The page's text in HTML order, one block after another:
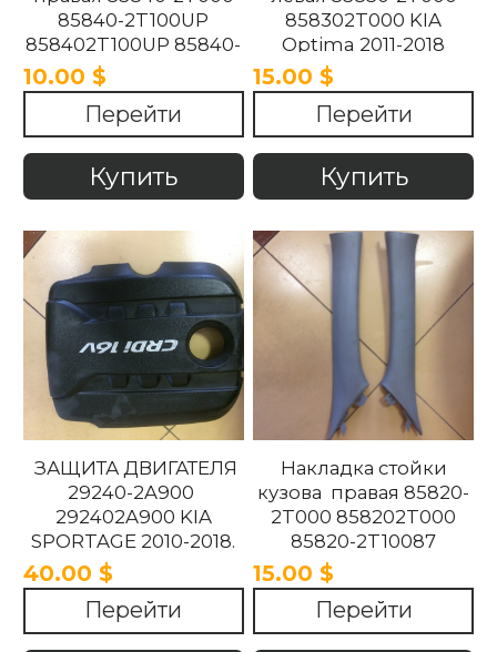
85840-2T100UP
858402T100UP 85840-
2T100UP KIA Optima
2011-2018
10.00 $
Перейти
Купить
858302T000 KIA
Optima 2011-2018
15.00 $
Перейти
Купить
ЗАЩИТА ДВИГАТЕЛЯ
29240-2A900
292402A900 KIA
SPORTAGE 2010-2018.
40.00 $
Перейти
Накладка стойки
кузова правая 85820-
2T000 858202T000
85820-2T10087
858202T10087 85820-
2T100UP
858202T100UP Kia
Optima 2010 -2015
15.00 $
Перейти